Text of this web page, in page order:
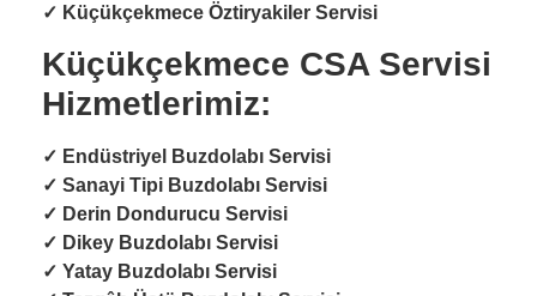
✓ Küçükçekmece Öztiryakiler Servisi
Küçükçekmece CSA Servisi
Hizmetlerimiz:
✓ Endüstriyel
Buzdolabı Servisi
✓ Sanayi Tipi Buzdolabı Servisi
✓ Derin Dondurucu Servisi
✓ Dikey Buzdolabı Servisi
✓ Yatay Buzdolabı Servisi